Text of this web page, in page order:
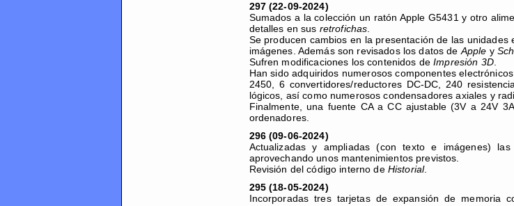
297 (22-09-2024)
Sumados a la colección un ratón Apple G5431 y otro
detalles en sus retrofichas
Se producen cambios en la presentación de las unidades
imágenes. Además son revisados los datos de Apple y
Sufren modificaciones los contenidos deImpresión 3D.
Han sido adquiridos numerosos componentes
2450, 6 convertidores/reductores DC-DC, 240
lógicos, así como numerosos condensadores axiales y
Finalmente, una fuente CA a CC ajustable (3V a 24V
ordenadores.
296 (09-06-2024)
Actualizadas y ampliadas (con texto e imágenes) las
aprovechando unos mantenimientos previstos.
Revisión del código interno de Historial.
295 (18-05-2024)
Incorporadas tres tarjetas de expansión de memoria